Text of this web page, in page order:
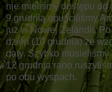
nie mieliśmy dostępu do
9 grudnia opuściliśmy
już w Nowej Zelandii.
dzień (10 grudnia) ze
daty. Szybko
12 grudnia rano
po obu wyspach.